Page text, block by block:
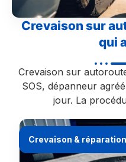
Crevaison sur
qui
Crevaison sur
SOS, dépanneur
jour. La
Crevaison & réparation